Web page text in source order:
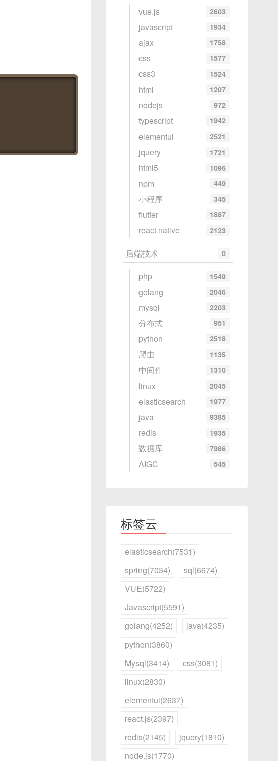
vue.js 2603
javascript 1934
ajax 1758
css 1577
css3 1524
html 1207
nodejs 972
typescript 1942
elementui 2521
jquery 1721
html5 1096
npm 449
小程序 345
flutter 1887
react native 2123
后端技术 0
php 1549
golang 2046
mysql 2203
分布式 951
python 2518
爬虫 1135
中间件 1310
linux 2045
elasticsearch 1977
java 9385
redis 1935
数据库 7986
AIGC 545
标签云
elasticsearch(7531)
spring(7034)
sql(6674)
VUE(5722)
Javascript(5591)
golang(4252)
java(4235)
python(3860)
Mysql(3414)
css(3081)
linux(2830)
elementui(2637)
react.js(2397)
redis(2145)
jquery(1810)
node.js(1770)